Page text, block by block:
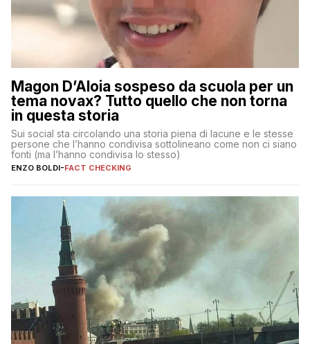
Magon D’Aloia sospeso da scuola per un
tema novax? Tutto quello che non torna
in questa storia
Sui social sta circolando una storia piena di lacune e le stesse
persone che l’hanno condivisa sottolineano come non ci siano
fonti (ma l’hanno condivisa lo stesso)
ENZO BOLDI-FACT CHECKING